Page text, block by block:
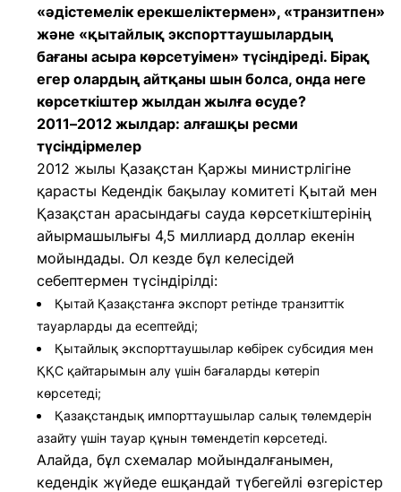
«әдістемелік ерекшеліктермен», «транзитпен»
және «қытайлық экспорттаушылардың
бағаны асыра көрсетуімен» түсіндіреді. Бірақ
егер олардың айтқаны шын болса, онда неге
көрсеткіштер жылдан жылға өсуде?
2011–2012 жылдар: алғашқы ресми
түсіндірмелер
2012 жылы Қазақстан Қаржы министрлігіне
қарасты Кедендік бақылау комитеті Қытай мен
Қазақстан арасындағы сауда көрсеткіштерінің
айырмашылығы 4,5 миллиард доллар екенін
мойындады. Ол кезде бұл келесідей
себептермен түсіндірілді:
Қытай Қазақстанға экспорт ретінде транзиттік
тауарларды да есептейді;
Қытайлық экспорттаушылар көбірек субсидия мен
ҚҚС қайтарымын алу үшін бағаларды көтеріп
көрсетеді;
Қазақстандық импорттаушылар салық төлемдерін
азайту үшін тауар құнын төмендетіп көрсетеді.
Алайда, бұл схемалар мойындалғанымен,
кедендік жүйеде ешқандай түбегейлі өзгерістер